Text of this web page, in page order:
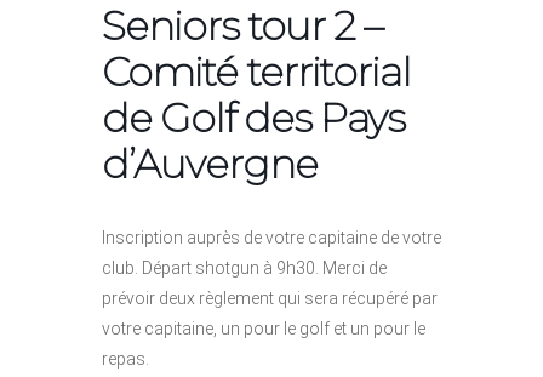
Seniors tour 2 –
Comité territorial
de Golf des Pays
d’Auvergne
Inscription auprès de votre capitaine de votre
club. Départ shotgun à 9h30. Merci de
prévoir deux règlement qui sera récupéré par
votre capitaine, un pour le golf et un pour le
repas.